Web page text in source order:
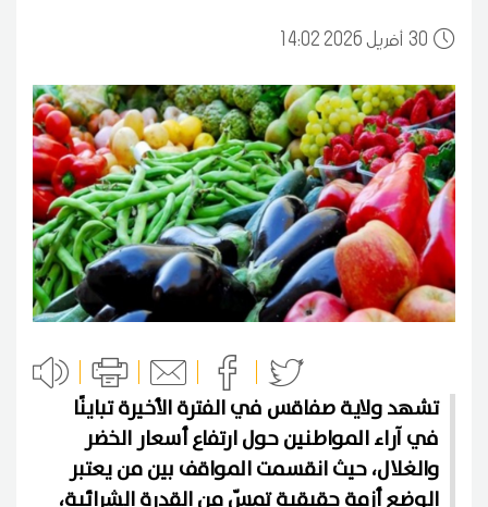
3014:02 2026 أفريل
تشهد ولاية صفاقس في الفترة الأخيرة تباينًا
في آراء المواطنين حول ارتفاع أسعار الخضر
والغلال، حيث انقسمت المواقف بين من يعتبر
الوضع أزمة حقيقية تمسّ من القدرة الشرائية،